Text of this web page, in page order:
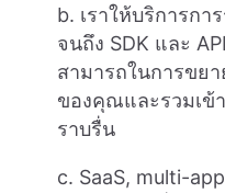
b. เราให้บริการก
จนถึง SDK และ
สามารถในการขย
ของคุณและรวมเข้
ราบรื่น
c. SaaS, multi-